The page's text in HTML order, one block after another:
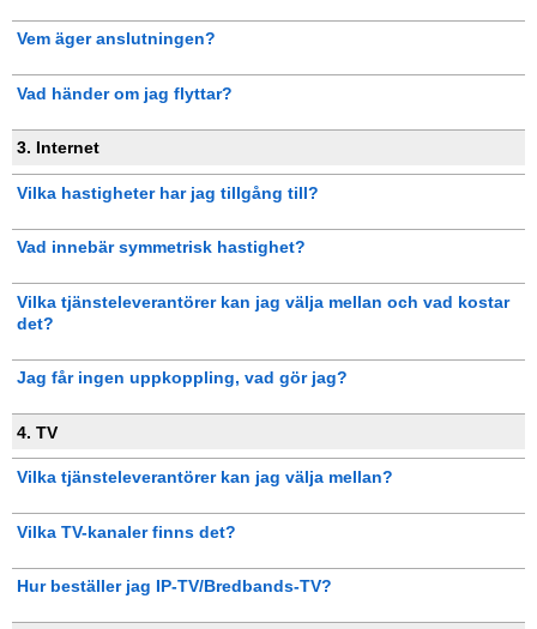
Vem äger anslutningen?
Vad händer om jag flyttar?
3. Internet
Vilka hastigheter har jag tillgång till?
Vad innebär symmetrisk hastighet?
Vilka tjänsteleverantörer kan jag välja mellan och vad kostar
det?
Jag får ingen uppkoppling, vad gör jag?
4. TV
Vilka tjänsteleverantörer kan jag välja mellan?
Vilka TV-kanaler finns det?
Hur beställer jag IP-TV/Bredbands-TV?